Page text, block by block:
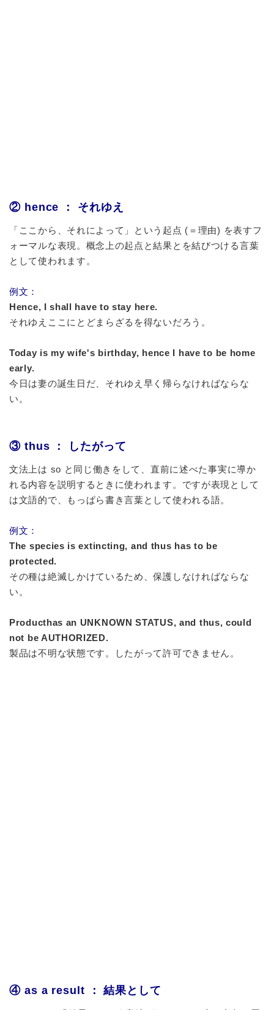
② hence ： それゆえ
「ここから、それによって」という起点 (＝理由) を表すフ
ォーマルな表現。概念上の起点と結果とを結びつける言葉
として使われます。
例文：
Hence, I shall have to stay here.
それゆえここにとどまらざるを得ないだろう。
Today is my wife's birthday, hence I have to be home
early.
今日は妻の誕生日だ、それゆえ早く帰らなければならな
い。
③ thus ： したがって
文法上は so と同じ働きをして、直前に述べた事実に導か
れる内容を説明するときに使われます。ですが表現として
は文語的で、もっぱら書き言葉として使われる語。
例文：
The species is extincting, and thus has to be
protected.
その種は絶滅しかけているため、保護しなければならな
い。
Producthas an UNKNOWN STATUS, and thus, could
not be AUTHORIZED.
製品は不明な状態です。したがって許可できません。
④ as a result ： 結果として